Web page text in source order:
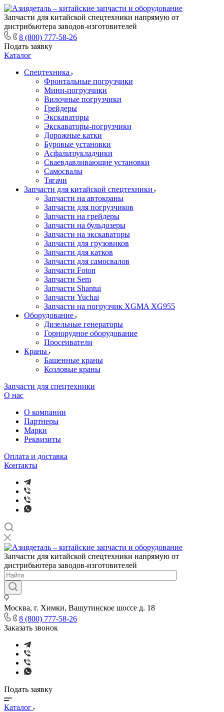
Запчасти для китайской спецтехники напрямую от
дистрибьютера заводов-изготовителей
8 (800) 777-58-26
Подать заявку
Каталог
Спецтехника
Фронтальные погрузчики
Мини-погрузчики
Вилочные погрузчики
Грейдеры
Экскаваторы
Экскаваторы-погрузчики
Дорожные катки
Буровые установки
Асфальтоукладчики
Сваевдавливающие установки
Самосвалы
Тягачи
Запчасти для китайской спецтехники
Запчасти на автокраны
Запчасти для погрузчиков
Запчасти на грейдеры
Запчасти на бульдозеры
Запчасти на экскаваторы
Запчасти для грузовиков
Запчасти для катков
Запчасти для самосвалов
Запчасти Foton
Запчасти Sem
Запчасти Shantui
Запчасти Yuchai
Запчасти на погрузчик XGMA XG955
Оборудование
Дизельные генераторы
Горнорудное оборудование
Просеиватели
Краны
Башенные краны
Козловые краны
Запчасти для спецтехники
О нас
О компании
Партнеры
Марки
Реквизиты
Оплата и доставка
Контакты
Запчасти для китайской спецтехники напрямую от
дистрибьютера заводов-изготовителей
Москва, г. Химки, Вашутинское шоссе д. 18
8 (800) 777-58-26
Заказать звонок
Подать заявку
Каталог